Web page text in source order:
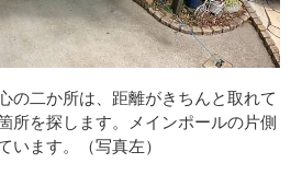
の二か所は、距離がきちんと取れて
所を探します。メインポールの片側
います。（写真左）